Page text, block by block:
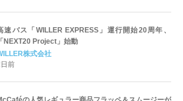
速バス「WILLER EXPRESS」運行開始20周年、
「NEXT20 Project」始動
株式会社
前